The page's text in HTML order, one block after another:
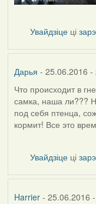
Увайдзіце ці
Дарья - 25.06.2016 -
Что происходит в
самка, наша ли???
под себя птенца,
кормит! Все это
Увайдзіце ці
Harrier- 25.06.2016